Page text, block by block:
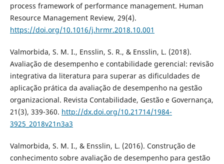
process framework of performance management. Human
Resource Management Review, 29(4).
https://doi.org/10.1016/j.hrmr.2018.10.001
Valmorbida, S. M. I., Ensslin, S. R., & Ensslin, L. (2018).
Avaliação de desempenho e contabilidade gerencial: revisão
integrativa da literatura para superar as dificuldades de
aplicação prática da avaliação de desempenho na gestão
organizacional. Revista Contabilidade, Gestão e Governança,
21(3), 339-360. http://dx.doi.org/10.21714/1984-
3925_2018v21n3a3
Valmorbida, S. M. I., & Ensslin, L. (2016). Construção de
conhecimento sobre avaliação de desempenho para gestão